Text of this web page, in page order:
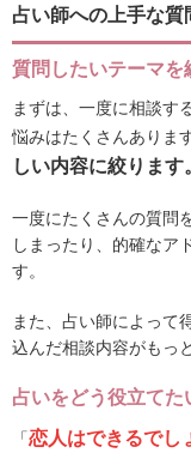
占い師への上手な質
質問したいテーマを
まずは、一度に相談す
悩みはたくさんありま
しい内容に絞ります。
一度にたくさんの質問
しまったり、的確なア
す。
また、占い師によって
込んだ相談内容がもっ
占いをどう役立てた
「恋人はできるでし